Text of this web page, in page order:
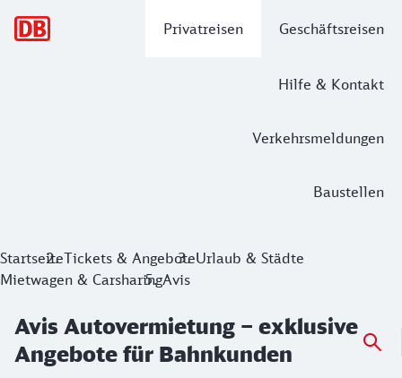
Privatreisen Geschäftsreisen
Hilfe & Kontakt
Verkehrsmeldungen
Baustellen
Avis Autovermietung – exklusive
Mit der Avis Autovermietung setzen Sie Ihre Fahrt nach
StartseiteTickets & AngeboteUrlaub & Städte
Mietwagen & CarsharingAvis
Avis Autovermietung – exklusive
Angebote für Bahnkunden